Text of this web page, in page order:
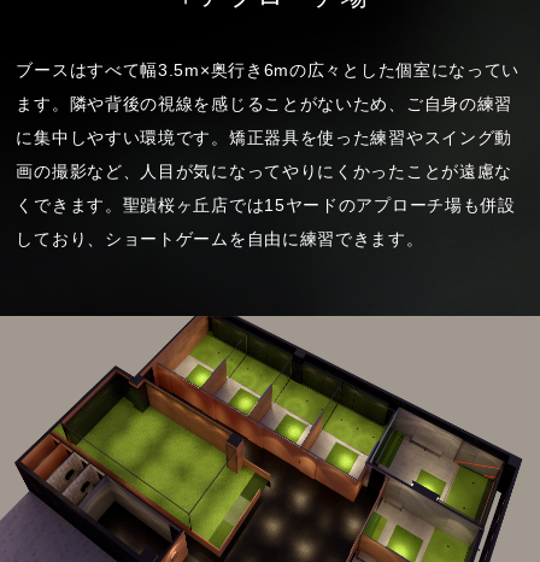
ブースはすべて幅3.5m×奥行き6mの広々とした個室になってい
ます。隣や背後の視線を感じることがないため、ご自身の練習
に集中しやすい環境です。矯正器具を使った練習やスイング動
画の撮影など、人目が気になってやりにくかったことが遠慮な
くできます。聖蹟桜ヶ丘店では15ヤードのアプローチ場も併設
しており、ショートゲームを自由に練習できます。